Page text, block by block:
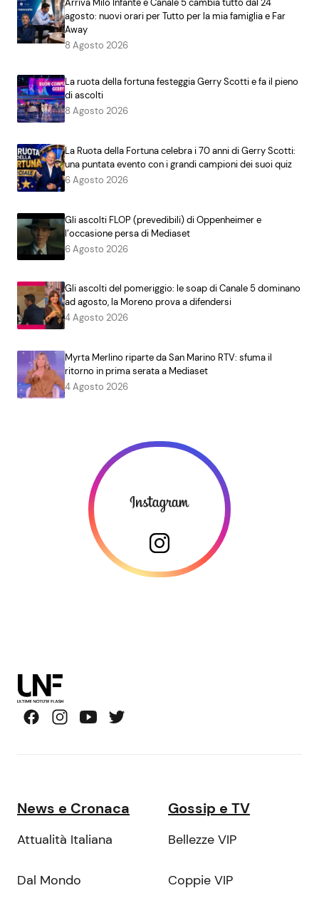
Arriva Milo Infante e Canale 5 cambia tutto dal 24
agosto: nuovi orari per Tutto per la mia famiglia e Far
Away
8 Agosto 2026
La ruota della fortuna festeggia Gerry Scotti e fa il pieno
di ascolti
8 Agosto 2026
La Ruota della Fortuna celebra i 70 anni di Gerry Scotti:
una puntata evento con i grandi campioni dei suoi quiz
6 Agosto 2026
Gli ascolti FLOP (prevedibili) di Oppenheimer e
l’occasione persa di Mediaset
6 Agosto 2026
Gli ascolti del pomeriggio: le soap di Canale 5 dominano
ad agosto, la Moreno prova a difendersi
4 Agosto 2026
Myrta Merlino riparte da San Marino RTV: sfuma il
ritorno in prima serata a Mediaset
4 Agosto 2026
News e Cronaca
Attualità Italiana
Dal Mondo
Gossip e TV
Bellezze VIP
Coppie VIP